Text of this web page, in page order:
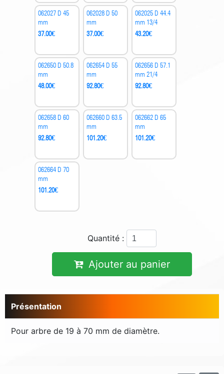
062027 D 45
mm
37.00€
062028 D 50
mm
37.00€
062025 D 44.4
mm 13/4
43.20€
062650 D 50.8
mm
48.00€
062654 D 55
mm
92.80€
062656 D 57.1
mm 21/4
92.80€
062658 D 60
mm
92.80€
062660 D 63.5
mm
101.20€
062662 D 65
mm
101.20€
062664 D 70
mm
101.20€
Quantité :
Ajouter au panier
Présentation
Pour arbre de 19 à 70 mm de diamètre.